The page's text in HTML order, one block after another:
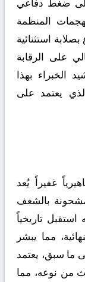
المنظمة
استثنائية
على الرقابة
الخبراء بهذا
يعتمد على
غفيراً يُعد
بالشغف
تاريخياً
مما يبشر
ما سبق، يعتمد
من نوعه، مما